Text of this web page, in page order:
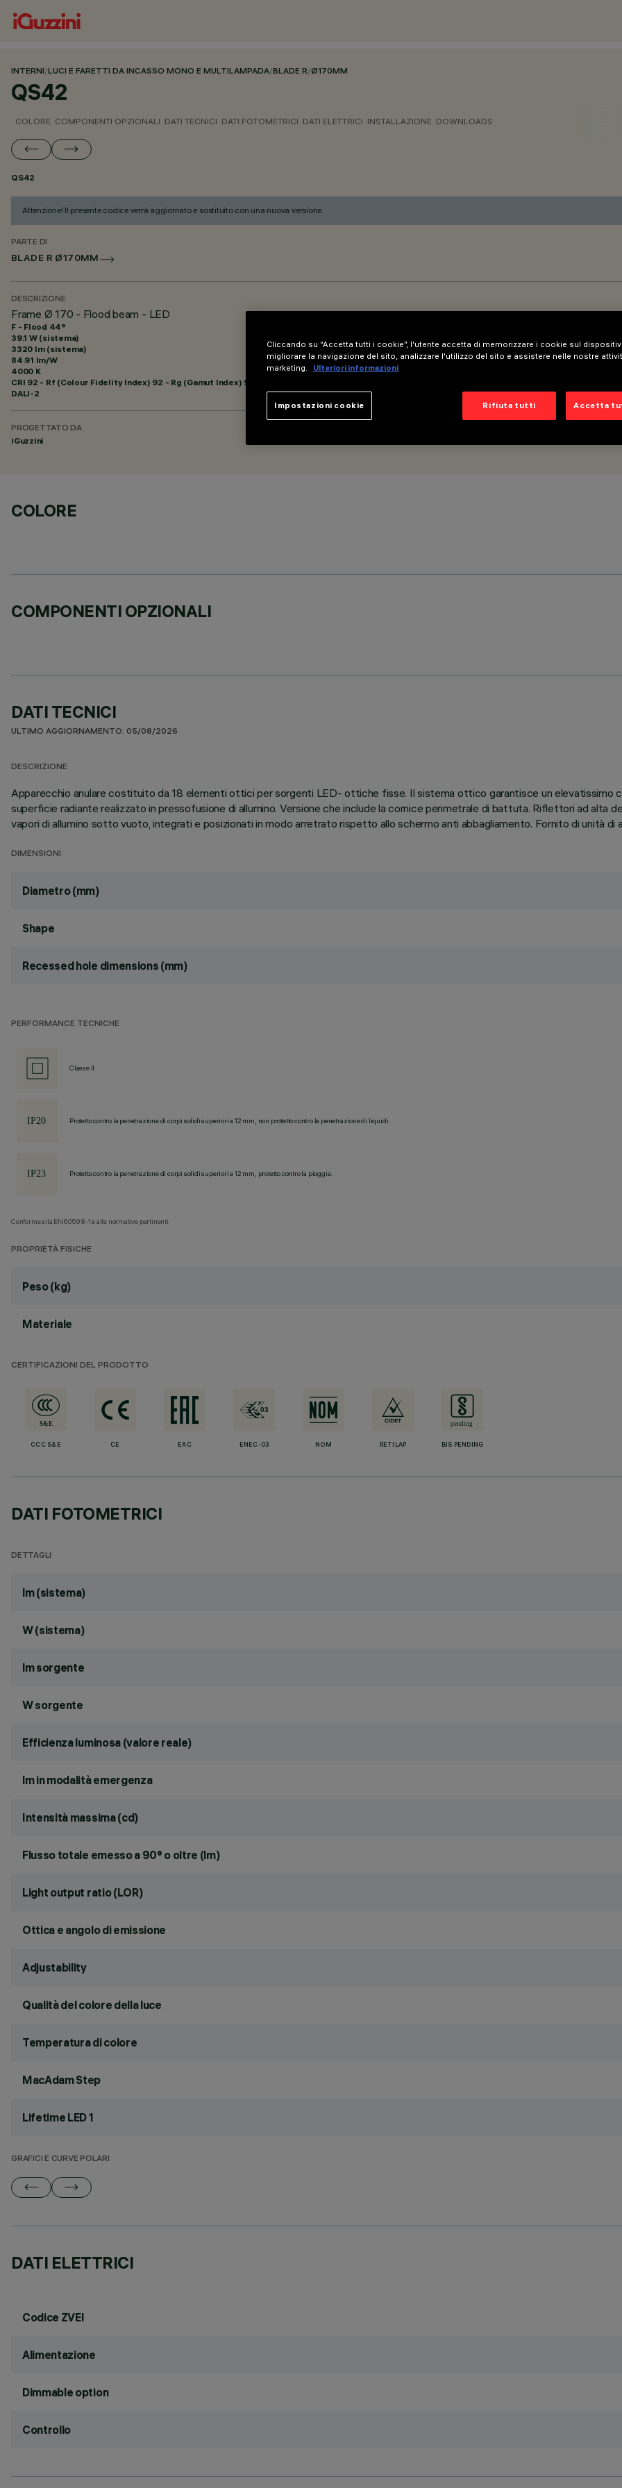
INTERNI/LUCI E FARETTI DA INCASSO MONO E MULTILAMPADA/BLADE R/Ø170MM
QS42
COLORE COMPONENTI OPZIONALI DATI TECNICI DATI FOTOMETRICI DATI ELETTRICI INSTALLAZIONE DOWNLOADS
QS42
Attenzione! Il presente codice verrà aggiornato e sostituito con una nuova versione.
PARTE DI
BLADE R Ø170MM
DESCRIZIONE
Frame Ø 170 - Flood beam - LED
F - Flood 44°
39.1 W (sistema)
3320 lm (sistema)
84.91 lm/W
4000 K
CRI 92 - Rf (Colour Fidelity Index) 92 - Rg (Gamut Index) 98
DALI-2
PROGETTATO DA
iGuzzini
COLORE
COMPONENTI OPZIONALI
DATI TECNICI
ULTIMO AGGIORNAMENTO: 05/08/2026
DESCRIZIONE
Apparecchio anulare costituito da 18 elementi ottici per sorgenti LED- ottiche fisse. Il sistema ottico garantisce un elevatissimo
superficie radiante realizzato in pressofusione di allumino. Versione che include la cornice perimetrale di battuta. Riflettori ad alta
vapori di allumino sotto vuoto, integrati e posizionati in modo arretrato rispetto allo schermo anti abbagliamento. Fornito di unità di
DIMENSIONI
Diametro (mm)
Shape
Recessed hole dimensions (mm)
PERFORMANCE TECNICHE
Classe II
Protetto contro la penetrazione di corpi solidi superiori a 12 mm, non protetto contro la penetrazione di liquidi.
Protetto contro la penetrazione di corpi solidi superiori a 12 mm, protetto contro la pioggia.
Conforme alla EN60598-1 e alle normative pertinenti.
PROPRIETÀ FISICHE
Peso (kg)
Materiale
CERTIFICAZIONI DEL PRODOTTO
CCC S&E CE EAC ENEC-03 NOM RETILAP BIS PENDING
DATI FOTOMETRICI
DETTAGLI
lm (sistema)
W (sistema)
lm sorgente
W sorgente
Efficienza luminosa (valore reale)
lm in modalità emergenza
Intensità massima (cd)
Flusso totale emesso a 90° o oltre (lm)
Light output ratio (LOR)
Ottica e angolo di emissione
Adjustability
Qualità del colore della luce
Temperatura di colore
MacAdam Step
Lifetime LED 1
GRAFICI E CURVE POLARI
DATI ELETTRICI
Codice ZVEI
Alimentazione
Dimmable option
Controllo
Cliccando su “Accetta tutti i cookie”, l'utente accetta di memorizzare i cookie sul
migliorare la navigazione del sito, analizzare l'utilizzo del sito e assistere nelle nostre
marketing.
Ulteriori informazioni
Rifiuta tutti Accetta
Impostazioni cookie